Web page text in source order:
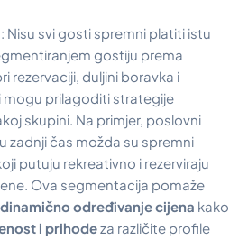
: Nisu svi gosti spremni platiti istu
gostiju prema
rezervaciji, duljini boravka i
prilagoditi strategije
skupini. Na primjer, poslovni
zadnji čas možda su spremni
putuju rekreativno i rezerviraju
Ova segmentacija pomaže
određivanje cijena kako
i prihodeza različite profile